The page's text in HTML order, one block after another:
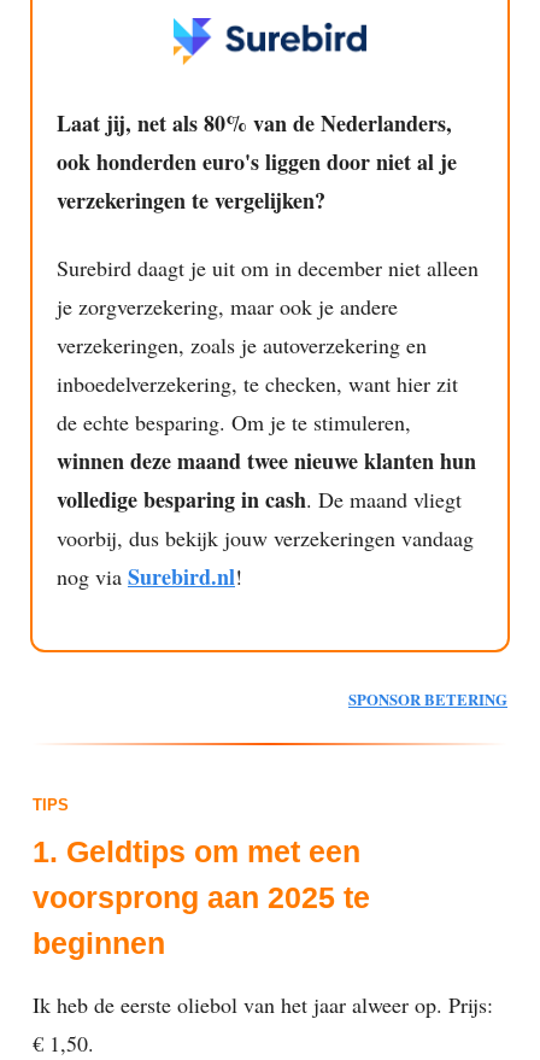
Laat jij, net als 80% van de Nederlanders,
ook honderden euro's liggen door niet al je
verzekeringen te vergelijken?
Surebird daagt je uit om in december niet alleen
je zorgverzekering, maar ook je andere
verzekeringen, zoals je autoverzekering en
inboedelverzekering, te checken, want hier zit
de echte besparing. Om je te stimuleren,
winnen deze maand twee nieuwe klanten hun
volledige besparing in cash. De maand vliegt
voorbij, dus bekijk jouw verzekeringen vandaag
nog via Surebird.nl!
SPONSOR BETERING
TIPS
1. Geldtips om met een
voorsprong aan 2025 te
beginnen
Ik heb de eerste oliebol van het jaar alweer op. Prijs:
€ 1,50.